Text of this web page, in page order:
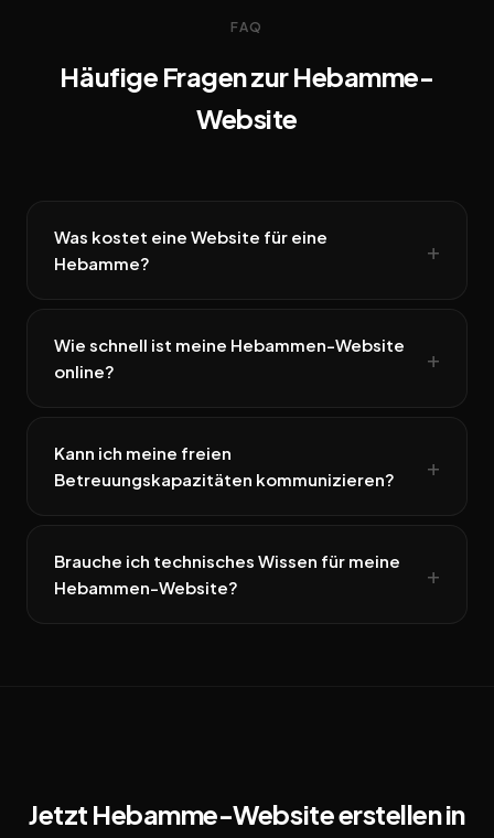
FAQ
Häufige Fragen zur Hebamme-
Website
Was kostet eine Website für eine
Hebamme?
Wie schnell ist meine Hebammen-Website
online?
Kann ich meine freien
Betreuungskapazitäten kommunizieren?
Brauche ich technisches Wissen für meine
Hebammen-Website?
Jetzt Hebamme-Website erstellen in